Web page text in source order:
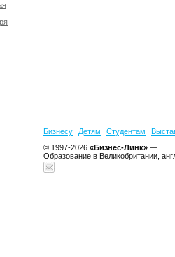
Бизнесу Детям Студентам
© 1997-2026 «Бизнес-Линк» —
Образование в Великобритании,